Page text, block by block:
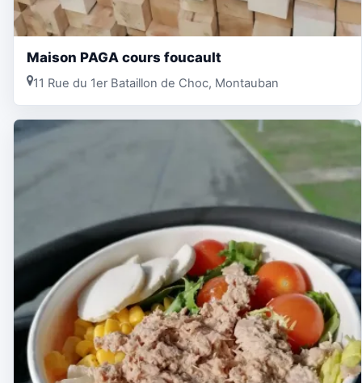
Maison PAGA cours foucault
11 Rue du 1er Bataillon de Choc, Montauban